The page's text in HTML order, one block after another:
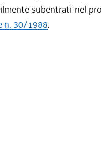
subentrati nel
n. 30/1988.